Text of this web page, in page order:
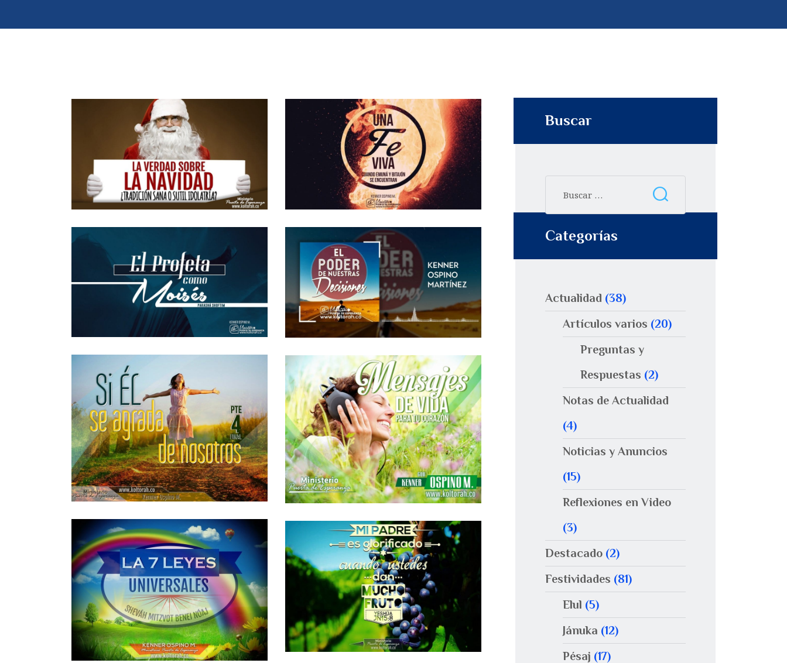
Buscar
Categorías
Actualidad (38)
Artículos varios (20)
Preguntas y
Respuestas (2)
Notas de Actualidad
(4)
Noticias y Anuncios
(15)
Reflexiones en Video
(3)
Destacado (2)
Festividades (81)
Elul (5)
Jánuka (12)
Pésaj (17)
i